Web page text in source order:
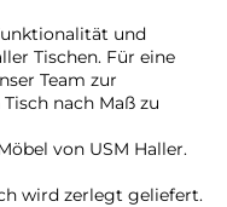
und
Tischen. Für eine
Team zur
nach Maß zu
von USM Haller.
wird zerlegt geliefert.